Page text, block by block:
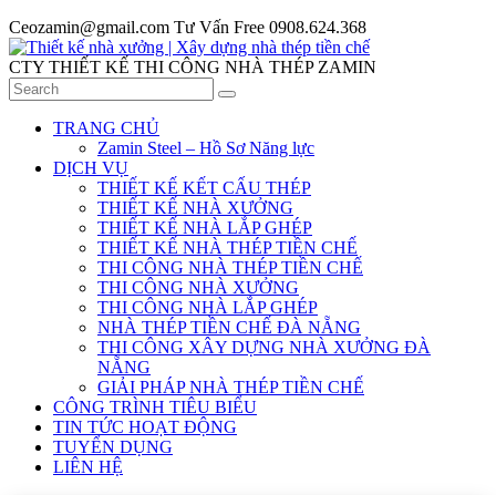
Ceozamin@gmail.com Tư Vấn Free 0908.624.368
CTY THIẾT KẾ THI CÔNG NHÀ THÉP ZAMIN
TRANG CHỦ
Zamin Steel – Hồ Sơ Năng lực
DỊCH VỤ
THIẾT KẾ KẾT CẤU THÉP
THIẾT KẾ NHÀ XƯỞNG
THIẾT KẾ NHÀ LẮP GHÉP
THIẾT KẾ NHÀ THÉP TIỀN CHẾ
THI CÔNG NHÀ THÉP TIỀN CHẾ
THI CÔNG NHÀ XƯỞNG
THI CÔNG NHÀ LẮP GHÉP
NHÀ THÉP TIỀN CHẾ ĐÀ NẴNG
THI CÔNG XÂY DỰNG NHÀ XƯỞNG ĐÀ
NẴNG
GIẢI PHÁP NHÀ THÉP TIỀN CHẾ
CÔNG TRÌNH TIÊU BIỂU
TIN TỨC HOẠT ĐỘNG
TUYỂN DỤNG
LIÊN HỆ